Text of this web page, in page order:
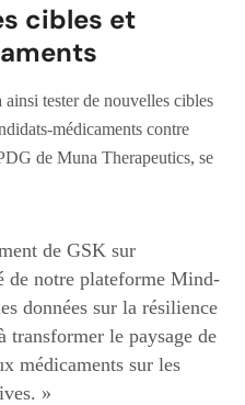
cibles et
tester de nouvelles cibles
médicaments contre
de Muna Therapeutics, se
de GSK sur
de notre plateforme Mind-
données sur la résilience
transformer le paysage de
médicaments sur les
»